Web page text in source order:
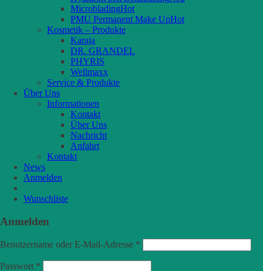
Microblading
PMU Permanent Make Up
Kosmetik – Produkte
Karaja
DR. GRANDEL
PHYRIS
Wellmaxx
Service & Produkte
Über Uns
Informationen
Kontakt
Über Uns
Nachricht
Anfahrt
Kontakt
News
Anmelden
Wunschliste
Anmelden
Benutzername oder E-Mail-Adresse *
Passwort *